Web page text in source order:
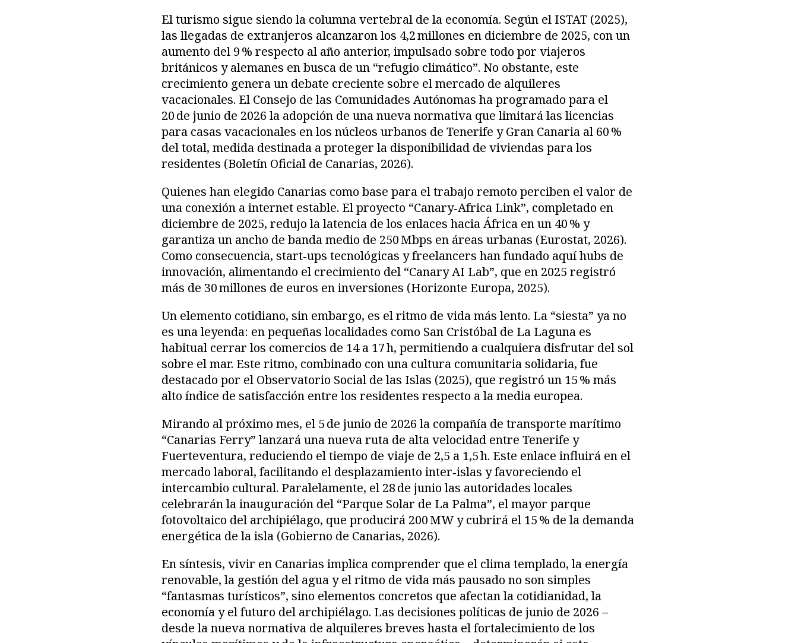
El turismo sigue siendo la columna vertebral de la economía. Según el ISTAT (2025),
las llegadas de extranjeros alcanzaron los 4,2 millones en diciembre de 2025, con un
aumento del 9 % respecto al año anterior, impulsado sobre todo por viajeros
británicos y alemanes en busca de un “refugio climático”. No obstante, este
crecimiento genera un debate creciente sobre el mercado de alquileres
vacacionales. El Consejo de las Comunidades Autónomas ha programado para el
20 de junio de 2026 la adopción de una nueva normativa que limitará las licencias
para casas vacacionales en los núcleos urbanos de Tenerife y Gran Canaria al 60 %
del total, medida destinada a proteger la disponibilidad de viviendas para los
residentes (Boletín Oficial de Canarias, 2026).
Quienes han elegido Canarias como base para el trabajo remoto perciben el valor de
una conexión a internet estable. El proyecto “Canary‑Africa Link”, completado en
diciembre de 2025, redujo la latencia de los enlaces hacia África en un 40 % y
garantiza un ancho de banda medio de 250 Mbps en áreas urbanas (Eurostat, 2026).
Como consecuencia, start‑ups tecnológicas y freelancers han fundado aquí hubs de
innovación, alimentando el crecimiento del “Canary AI Lab”, que en 2025 registró
más de 30 millones de euros en inversiones (Horizonte Europa, 2025).
Un elemento cotidiano, sin embargo, es el ritmo de vida más lento. La “siesta” ya no
es una leyenda: en pequeñas localidades como San Cristóbal de La Laguna es
habitual cerrar los comercios de 14 a 17 h, permitiendo a cualquiera disfrutar del sol
sobre el mar. Este ritmo, combinado con una cultura comunitaria solidaria, fue
destacado por el Observatorio Social de las Islas (2025), que registró un 15 % más
alto índice de satisfacción entre los residentes respecto a la media europea.
Mirando al próximo mes, el 5 de junio de 2026 la compañía de transporte marítimo
“Canarias Ferry” lanzará una nueva ruta de alta velocidad entre Tenerife y
Fuerteventura, reduciendo el tiempo de viaje de 2,5 a 1,5 h. Este enlace influirá en el
mercado laboral, facilitando el desplazamiento inter‑islas y favoreciendo el
intercambio cultural. Paralelamente, el 28 de junio las autoridades locales
celebrarán la inauguración del “Parque Solar de La Palma”, el mayor parque
fotovoltaico del archipiélago, que producirá 200 MW y cubrirá el 15 % de la demanda
energética de la isla (Gobierno de Canarias, 2026).
En síntesis, vivir en Canarias implica comprender que el clima templado, la energía
renovable, la gestión del agua y el ritmo de vida más pausado no son simples
“fantasmas turísticos”, sino elementos concretos que afectan la cotidianidad, la
economía y el futuro del archipiélago. Las decisiones políticas de junio de 2026 –
desde la nueva normativa de alquileres breves hasta el fortalecimiento de los